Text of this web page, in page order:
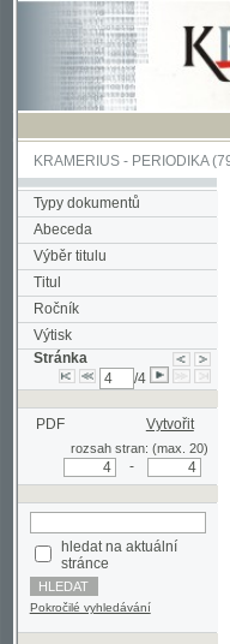
KRAMERIUS-PERIODIKA(796/
Typy dokumentů
Abeceda
Výběr titulu
Titul
Ročník
Výtisk
Stránka
PDF Vytvořit
rozsah stran: (max. 20)
stránce
Pokročilé vyhledávání